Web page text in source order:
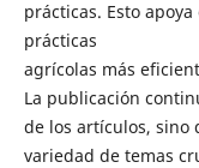
prácticas. Esto
prácticas
agrícolas más
La publicación
de los artículos, sino
variedad de temas